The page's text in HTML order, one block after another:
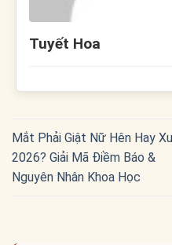
Tuyết Hoa
Mắt Phải Giật Nữ Hên Hay
2026? Giải Mã Điềm Báo &
Nguyên Nhân Khoa Học